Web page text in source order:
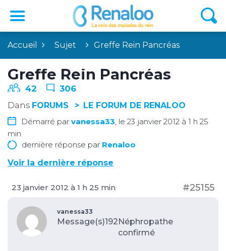
Accueil Sujet Greffe Rein Pancréas
Greffe Rein Pancréas
42 306
Dans FORUMS
LE FORUM DE RENALOO
Démarré par vanessa33 , le 23 janvier 2012 à 1 h 25
min
dernière réponse par Renaloo
Voir la dernière réponse
23 janvier 2012 à 1 h 25 min #25155
vanessa33
Message(s)192Néphropathe
confirmé